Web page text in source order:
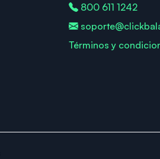
800 611 1242
Términos y